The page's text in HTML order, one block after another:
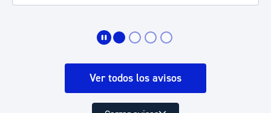
Ver todos los avisos